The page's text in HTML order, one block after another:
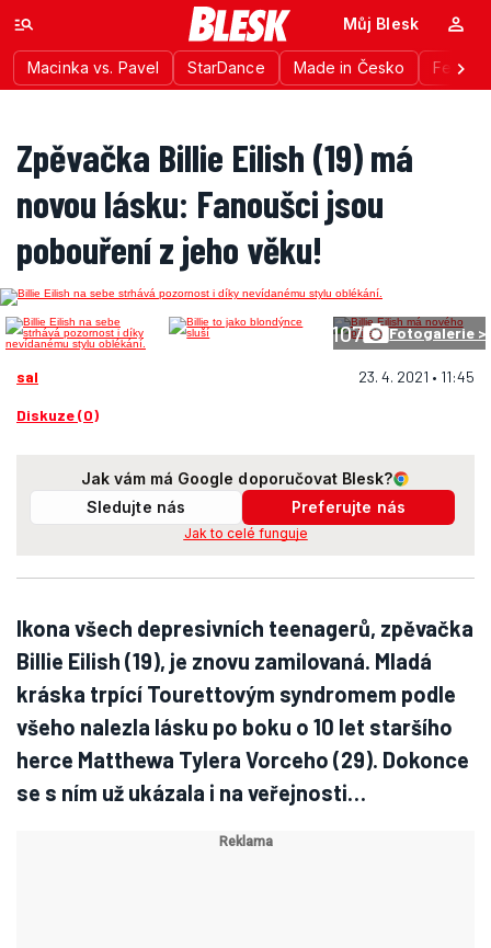
Macinka vs. Pavel StarDance Made in Česko
Můj Blesk
Zpěvačka Billie Eilish (19) má
novou lásku: Fanoušci jsou
pobouření z jeho věku!
107 Fotogalerie >
sal 23. 4. 2021 • 11:45
Diskuze (0)
Jak vám má Google doporučovat Blesk?
Sledujte nás
Preferujte nás
Jak to celé funguje
Ikona všech depresivních teenagerů, zpěvačka
Billie Eilish (19), je znovu zamilovaná. Mladá
kráska trpící Tourettovým syndromem podle
všeho nalezla lásku po boku o 10 let staršího
herce Matthewa Tylera Vorceho (29). Dokonce
se s ním už ukázala i na veřejnosti…